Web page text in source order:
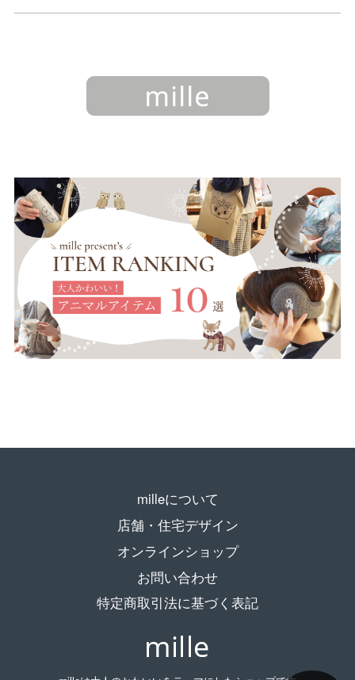
milleについて
店舗・住宅デザイン
オンラインショップ
お問い合わせ
特定商取引法に基づく表記